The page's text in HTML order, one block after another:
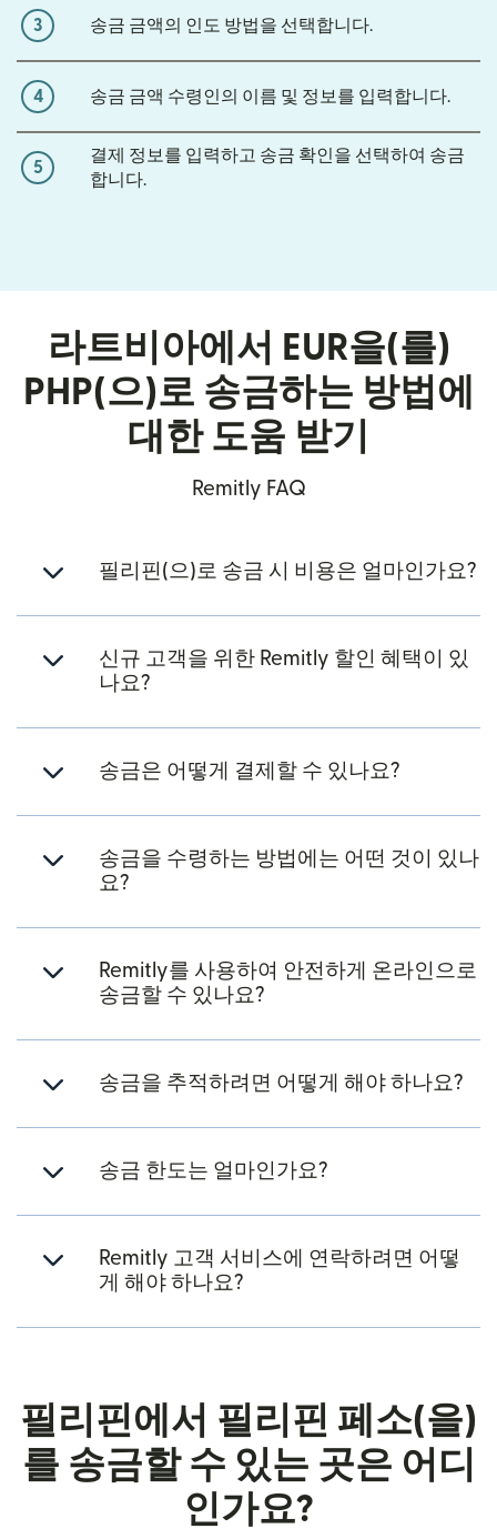
3 송금 금액의 인도 방법을 선택합니다.
4 송금 금액 수령인의 이름 및 정보를 입력합니다.
5
결제 정보를 입력하고 송금 확인을 선택하여 송금
합니다.
라트비아에서 EUR을(를)
PHP(으)로 송금하는 방법에
대한 도움 받기
Remitly FAQ
필리핀(으)로 송금 시 비용은 얼마인가요?
신규 고객을 위한 Remitly 할인 혜택이 있
나요?
송금은 어떻게 결제할 수 있나요?
송금을 수령하는 방법에는 어떤 것이 있나
요?
Remitly를 사용하여 안전하게 온라인으로
송금할 수 있나요?
송금을 추적하려면 어떻게 해야 하나요?
송금 한도는 얼마인가요?
Remitly 고객 서비스에 연락하려면 어떻
게 해야 하나요?
필리핀에서 필리핀 페소(을)
를 송금할 수 있는 곳은 어디
인가요?